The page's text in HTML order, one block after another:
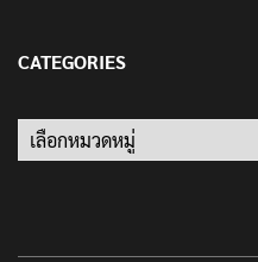
CATEGORIES